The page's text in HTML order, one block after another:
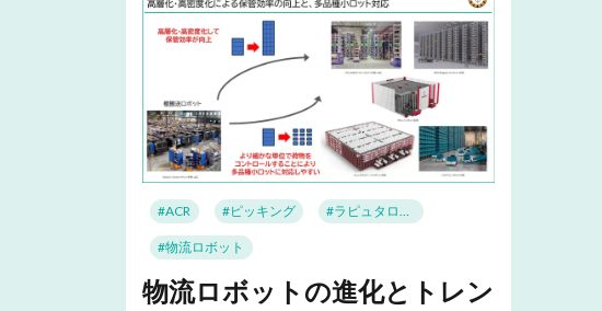
#ACR #ピッキング
#物流ロボット
物流ロボットの進化とトレン